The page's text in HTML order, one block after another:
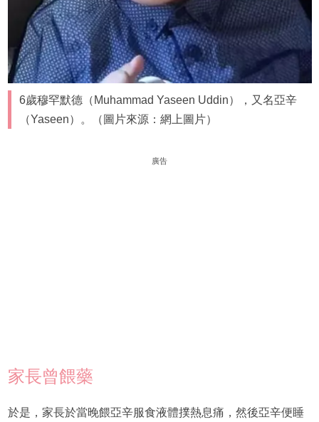
6歲穆罕默德（Muhammad Yaseen Uddin），又名亞辛
（Yaseen）。（圖片來源：網上圖片）
廣告
家長曾餵藥
於是，家長於當晚餵亞辛服食液體撲熱息痛，然後亞辛便睡